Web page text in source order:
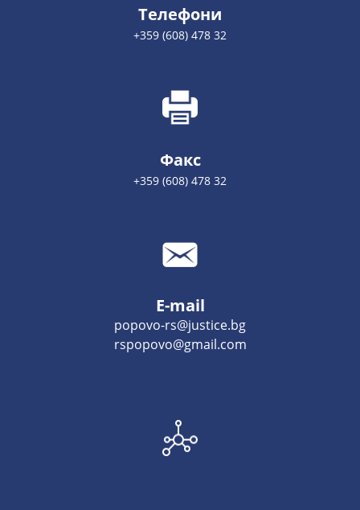
Телефони
+359 (608) 478 32
Факс
+359 (608) 478 32
E-mail
popovo-rs@justice.bg
rspopovo@gmail.com